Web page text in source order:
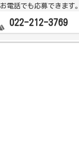
お電話でも応募できます。
022-212-3769